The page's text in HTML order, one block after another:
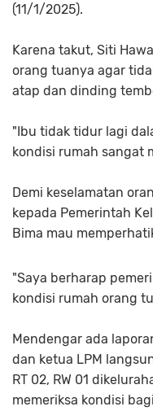
(11/1/2025).
Karena takut, Siti
orang tuanya agar
atap dan dinding
"Ibu tidak tidur lagi
kondisi rumah sangat
Demi keselamatan
kepada Pemerintah
Bima mau
"Saya berharap
kondisi rumah orang
Mendengar ada
dan ketua LPM
RT 02, RW 01
memeriksa kondisi